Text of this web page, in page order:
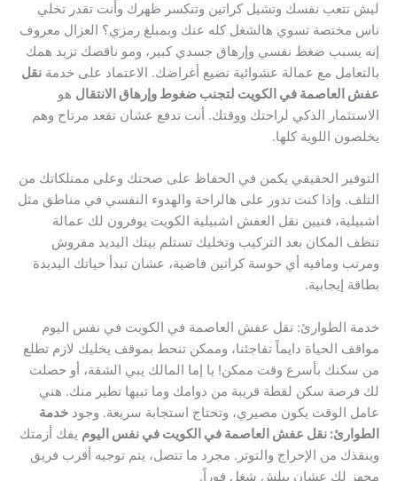
ليش تتعب نفسك وتشيل كراتين وتنكسر ظهرك وأنت تقدر تخلي
ناس مختصة تسوي هالشغل كله عنك وبمبلغ رمزي؟ العزال معروف
إنه يسبب ضغط نفسي وإرهاق جسدي كبير، ومو ناقصك تزيد همك
بالتعامل مع عمالة عشوائية تضيع أغراضك. الاعتماد على خدمة نقل
عفش العاصمة في الكويت لتجنب ضغوط وإرهاق الانتقال هو
الاستثمار الذكي لراحتك ووقتك. أنت تدفع عشان تقعد مرتاح وهم
يخلصون اللوية كلها.
التوفير الحقيقي يكمن في الحفاظ على صحتك وعلى ممتلكاتك من
التلف. وإذا كنت تدور على هالراحة والهدوء النفسي في مناطق مثل
اشبيلية، فنيين نقل العفش اشبيلية الكويت يوفرون لك عمالة
تنظف المكان بعد التركيب وتخليك تستلم بيتك اليديد مفروش
ومرتب ومافيه أي حوسة كراتين فاضية، عشان تبدأ حياتك اليديدة
بطاقة إيجابية.
خدمة الطوارئ: نقل عفش العاصمة في الكويت في نفس اليوم
مواقف الحياة دايماً تفاجئنا، وممكن تنحط بموقف يخليك لازم تطلع
من سكنك بأسرع وقت ممكن! يا إما المالك يبي الشقة، أو حصلت
لك فرصة سكن لقطة قريبة من دوامك وما تبيها تطير منك. هني
عامل الوقت يكون مصيري، وتحتاج استجابة سريعة. وجود خدمة
الطوارئ: نقل عفش العاصمة في الكويت في نفس اليوم يفك أزمتك
وينقذك من الإحراج والتوتر. مجرد ما تتصل، يتم توجيه أقرب فريق
مجهز لك عشان يبلش شغل فوراً.